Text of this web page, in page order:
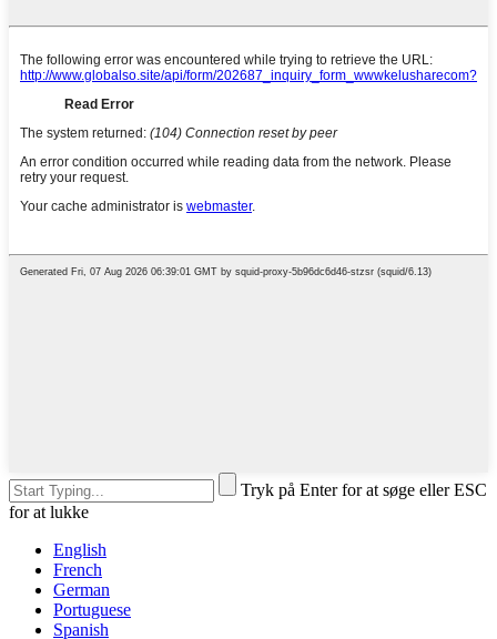
Tryk på Enter for at søge eller ESC
for at lukke
English
French
German
Portuguese
Spanish